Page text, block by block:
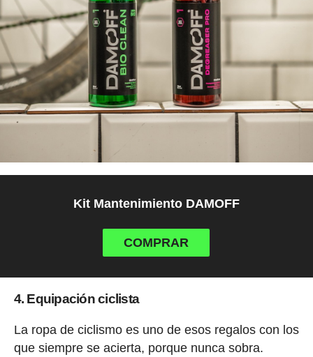
Kit Mantenimiento DAMOFF
COMPRAR
4. Equipación ciclista
La ropa de ciclismo es uno de esos regalos con los
que siempre se acierta, porque nunca sobra.